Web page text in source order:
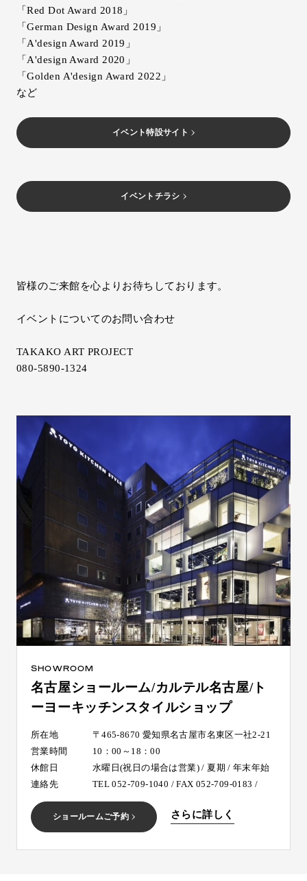
「Red Dot Award 2018」
「German Design Award 2019」
「A'design Award 2019」
「A'design Award 2020」
「Golden A'design Award 2022」
など
イベント特設サイト
イベントチラシ
皆様のご来館を心よりお待ちしております。
イベントについてのお問い合わせ
TAKAKO ART PROJECT
080-5890-1324
SHOWROOM
名古屋ショールーム/カルテル名古屋/ト
ーヨーキッチンスタイルショップ
所在地
〒465-8670 愛知県名古屋市名東区一社2-21
営業時間
10：00～18：00
休館日
水曜日(祝日の場合は営業) / 夏期 / 年末年始
連絡先
TEL 052-709-1040 / FAX 052-709-0183 /
ショールームご予約 さらに詳しく